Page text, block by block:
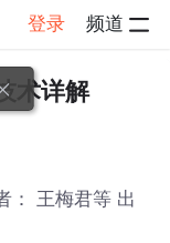
登录 频道
术详解
： 王梅君等 出